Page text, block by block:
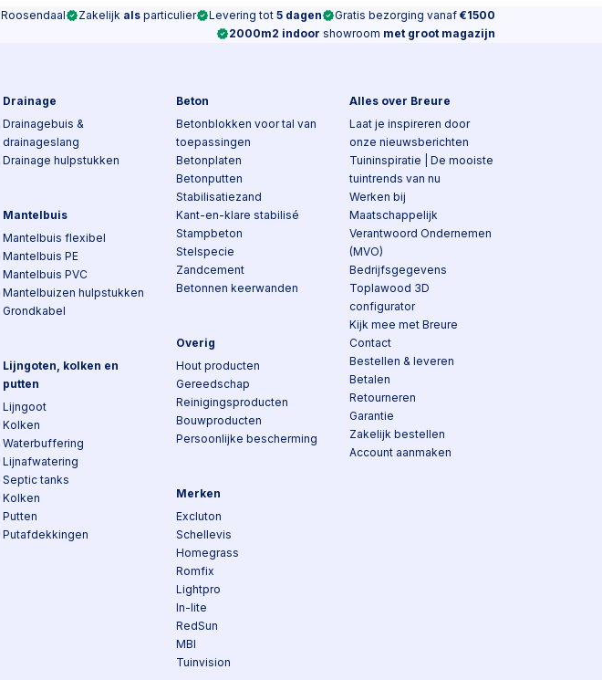
Roosendaal Zakelijk als particulier Levering tot 5 dagen Gratis bezorging vanaf €1500
2000m2 indoor showroom met groot magazijn
Drainage
Drainagebuis &
drainageslang
Drainage hulpstukken
Mantelbuis
Mantelbuis flexibel
Mantelbuis PE
Mantelbuis PVC
Mantelbuizen hulpstukken
Grondkabel
Lijngoten, kolken en
putten
Lijngoot
Kolken
Waterbuffering
Lijnafwatering
Septic tanks
Kolken
Putten
Putafdekkingen
Beton
Betonblokken voor tal van
toepassingen
Betonplaten
Betonputten
Stabilisatiezand
Kant-en-klare stabilisé
Stampbeton
Stelspecie
Zandcement
Betonnen keerwanden
Overig
Hout producten
Gereedschap
Reinigingsproducten
Bouwproducten
Persoonlijke bescherming
Merken
Excluton
Schellevis
Homegrass
Romfix
Lightpro
In-lite
RedSun
MBI
Tuinvision
Alles over Breure
Laat je inspireren door
onze nieuwsberichten
Tuininspiratie | De mooiste
tuintrends van nu
Werken bij
Maatschappelijk
Verantwoord Ondernemen
(MVO)
Bedrijfsgegevens
Toplawood 3D
configurator
Kijk mee met Breure
Contact
Bestellen & leveren
Betalen
Retourneren
Garantie
Zakelijk bestellen
Account aanmaken